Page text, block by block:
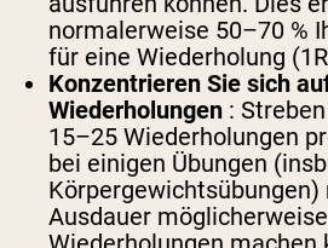
normalerweise 50–70 %
für eine Wiederholung
Konzentrieren Sie sich
Wiederholungen :
15–25 Wiederholungen
bei einigen Übungen
Ausdauer